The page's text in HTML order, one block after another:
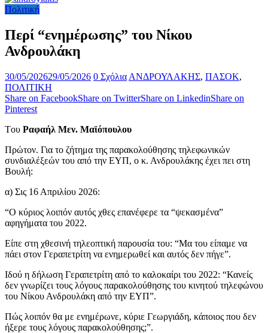
Πολιτική
Περί “ενημέρωσης” του Νίκου
Ανδρουλάκη
30/05/202629/05/2026 0 Σχόλια ΑΝΔΡΟΥΛΑΚΗΣ, ΠΑΣΟΚ,
ΠΟΛΙΤΙΚΗ
Share on FacebookShare on TwitterShare on LinkedinShare on
Pinterest
Tου Ραφαήλ Μεν. Μαϊόπουλου
Πρώτον. Για το ζήτημα της παρακολούθησης τηλεφωνικών
συνδιαλέξεών του από την ΕΥΠ, ο κ. Ανδρουλάκης έχει πει στη
Βουλή:
α) Σις 16 Απριλίου 2026:
“Ο κύριος λοιπόν αυτός χθες επανέφερε τα “ψεκασμένα”
αφηγήματα του 2022.
Είπε στη χθεσινή τηλεοπτική παρουσία του: “Μα του είπαμε να
πάει στον Γεραπετρίτη να ενημερωθεί και αυτός δεν πήγε”.
Ιδού η δήλωση Γεραπετρίτη από το καλοκαίρι του 2022: “Κανείς
δεν γνωρίζει τους λόγους παρακολούθησης του κινητού τηλεφώνου
του Νίκου Ανδρουλάκη από την ΕΥΠ”.
Πώς λοιπόν θα με ενημέρωνε, κύριε Γεωργιάδη, κάποιος που δεν
ήξερε τους λόγους παρακολούθησης;”.